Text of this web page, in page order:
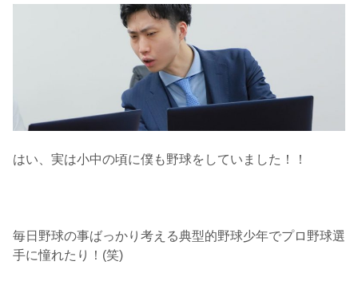
はい、実は小中の頃に僕も野球をしていました！！
毎日野球の事ばっかり考える典型的野球少年でプロ野球選
手に憧れたり！(笑)